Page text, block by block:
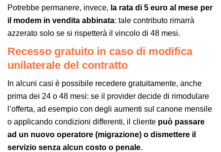
Potrebbe permanere, invece, la rata di 5 euro al mese per
il modem in vendita abbinata: tale contributo rimarrà
azzerato solo se si rispetterà il vincolo di 48 mesi.
Recesso gratuito in caso di modifica
unilaterale del contratto
In alcuni casi è possibile recedere gratuitamente, anche
prima dei 24 o 48 mesi: se il provider decide di rimodulare
l’offerta, ad esempio con degli aumenti sul canone mensile
o applicando condizioni differenti, il cliente può passare
ad un nuovo operatore (migrazione) o dismettere il
servizio senza alcun costo o penale.